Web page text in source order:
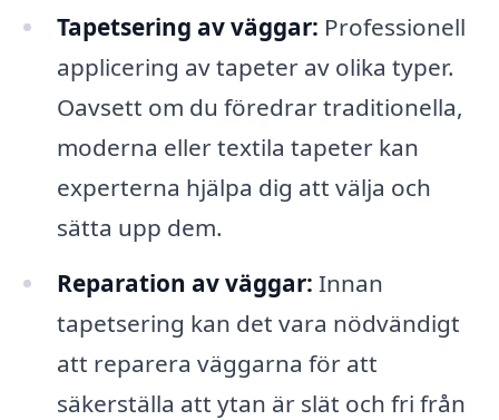
Tapetsering av väggar: Professionell
applicering av tapeter av olika typer.
Oavsett om du föredrar traditionella,
moderna eller textila tapeter kan
experterna hjälpa dig att välja och
sätta upp dem.
Reparation av väggar: Innan
tapetsering kan det vara nödvändigt
att reparera väggarna för att
säkerställa att ytan är slät och fri från